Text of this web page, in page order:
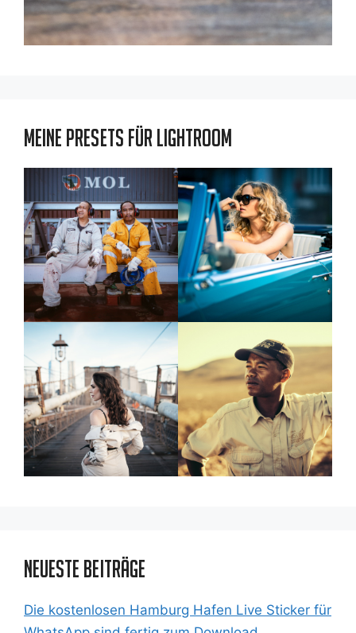
Meine Presets für Lightroom
Neueste Beiträge
Die kostenlosen Hamburg Hafen Live Sticker für